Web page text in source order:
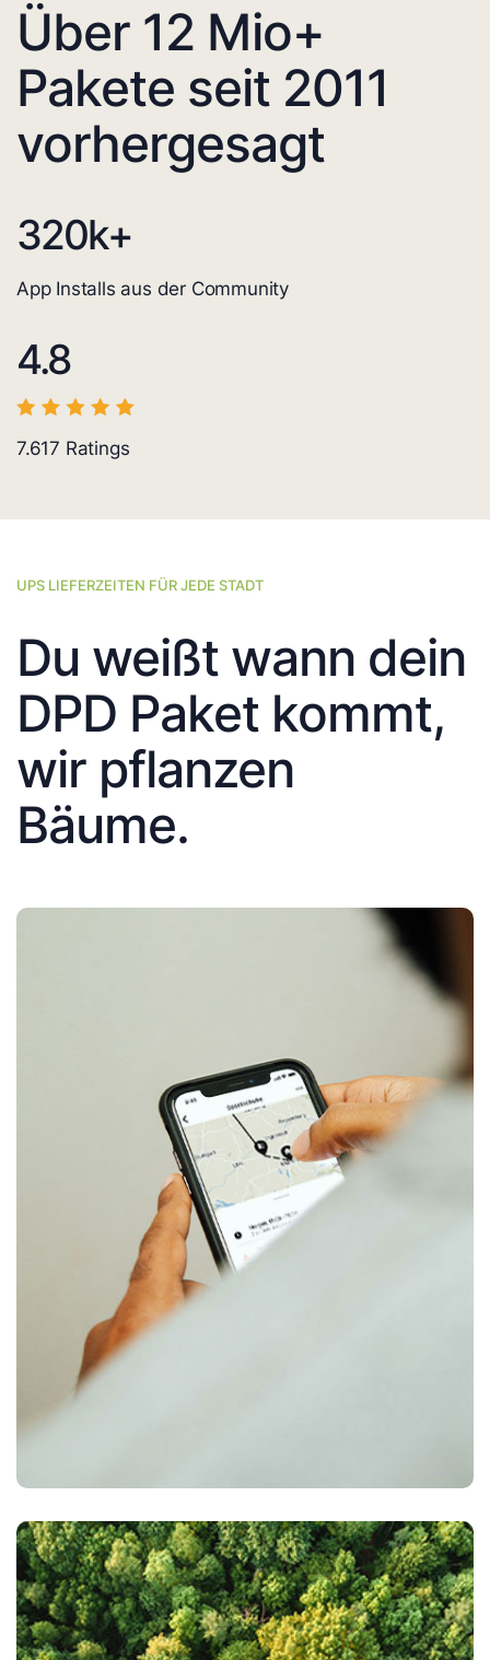
Über 12 Mio+
Pakete seit 2011
vorhergesagt
320k+
App Installs aus der Community
4.8
7.617 Ratings
UPS LIEFERZEITEN FÜR JEDE STADT
Du weißt wann dein
DPD Paket kommt,
wir pflanzen
Bäume.